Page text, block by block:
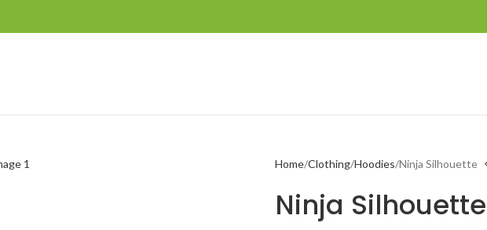
Home Clothing Hoodies Ninja Silhouette
Ninja Silhouette